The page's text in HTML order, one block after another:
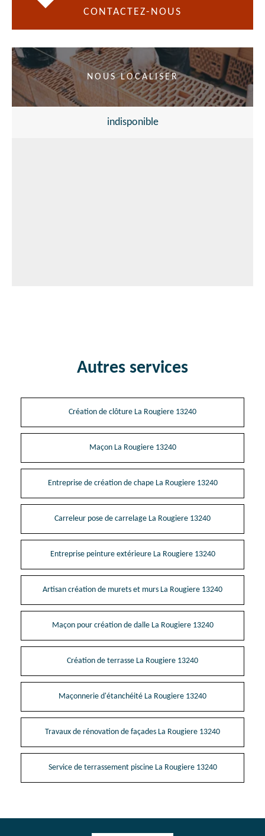
CONTACTEZ-NOUS
NOUS LOCALISER
indisponible
Autres services
Création de clôture La Rougiere 13240
Maçon La Rougiere 13240
Entreprise de création de chape La Rougiere 13240
Carreleur pose de carrelage La Rougiere 13240
Entreprise peinture extérieure La Rougiere 13240
Artisan création de murets et murs La Rougiere 13240
Maçon pour création de dalle La Rougiere 13240
Création de terrasse La Rougiere 13240
Maçonnerie d'étanchéité La Rougiere 13240
Travaux de rénovation de façades La Rougiere 13240
Service de terrassement piscine La Rougiere 13240